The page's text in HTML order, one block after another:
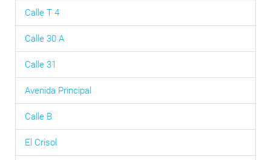
Calle T 4
Calle 30 A
Calle 31
Avenida Principal
Calle B
El Crisol